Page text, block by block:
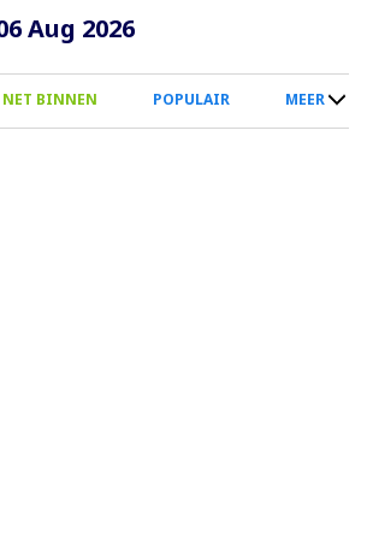
Overslaan
naar
inhoud
Aug 2026
NET BINNEN POPULAIR MEER